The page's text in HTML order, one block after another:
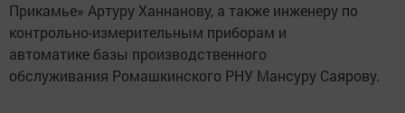
Прикамье» Артуру Ханнанову, а также инженеру по
контрольно-измерительным приборам и
автоматике базы производственного
обслуживания Ромашкинского РНУ Мансуру Саярову.